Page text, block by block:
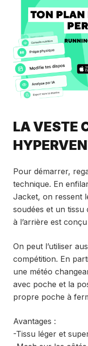
LA VESTE
Pour démarrer,
technique. En
Jacket, on ressent
soudées et un tissu
à l’arrière est
On peut l’utiliser
compétition. En
une météo
avec poche et la
propre poche à
Avantages :
-Tissu léger et